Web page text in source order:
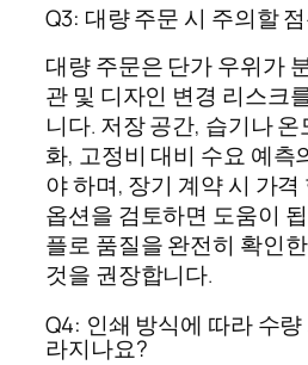
Q3: 대량 주문 시 주의할
대량 주문은 단가 우위가
관 및 디자인 변경 리스크
니다. 저장 공간, 습기나
화, 고정비 대비 수요 예측
야 하며, 장기 계약 시 가
옵션을 검토하면 도움이
플로 품질을 완전히 확인
것을 권장합니다.
Q4: 인쇄 방식에 따라 수
라지나요?